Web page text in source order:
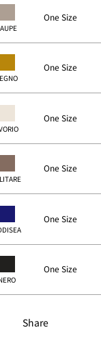
One Size
One Size
One Size
One Size
One Size
One Size
Share